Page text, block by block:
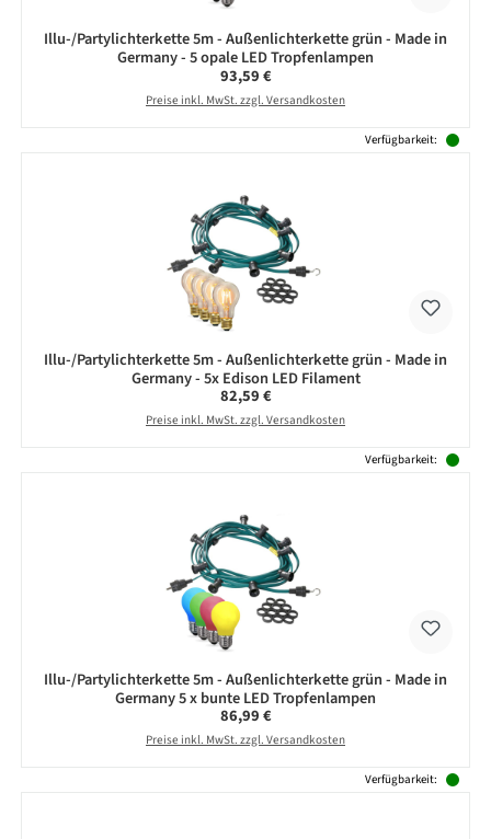
Illu-/Partylichterkette 5m - Außenlichterkette grün - Made in
Germany - 5 opale LED Tropfenlampen
Regulärer Preis:
93,59 €
Preise inkl. MwSt. zzgl. Versandkosten
Verfügbarkeit:
Illu-/Partylichterkette 5m - Außenlichterkette grün - Made in
Germany - 5x Edison LED Filament
Regulärer Preis:
82,59 €
Preise inkl. MwSt. zzgl. Versandkosten
Verfügbarkeit:
Illu-/Partylichterkette 5m - Außenlichterkette grün - Made in
Germany 5 x bunte LED Tropfenlampen
Regulärer Preis:
86,99 €
Preise inkl. MwSt. zzgl. Versandkosten
Verfügbarkeit: